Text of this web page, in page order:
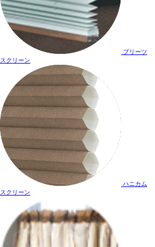
プリーツ
スクリーン
ハニカム
スクリーン